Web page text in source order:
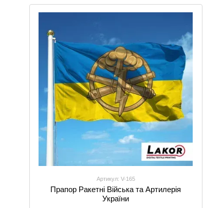
Артикул: V-165
Прапор Ракетні Війська та Артилерія
України